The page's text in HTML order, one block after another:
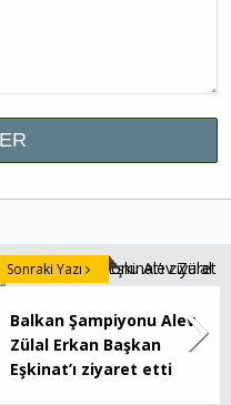
Balkan Şampiyonu Alev
Zülal Erkan Başkan
Eşkinat’ı ziyaret etti
Sonraki Yazı